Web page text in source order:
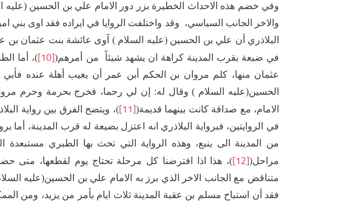
وفي خضم هذه الاحداث الخطيرة بزر دور الامام علي بن الحسين (عليه
والاخر الجانب السياسي، وقد واختلفت الروايا في ايراده فقد اوى بني
البلاذري أن علي بن الحسين (عليه السلام ) آوى عائشة بنت عثمان
في ضيعة بقرب المدينة كراهة ان يشهد شيئاً من أمرهم([10])، أما
عثمان منها، كلم مروان بن الحكم أبن عمر أن يغيب أهلة عنده
الحسين(عليه السلام ) وقال له: إن لي رحما، فخرج بحرمة وحرم
الامام، مع صداقة كانت بينهما قديمة([11])، ويتضح الفرق بين رواية
في الروايتين، فبرواية البلاذري انه اعتزل بضيعة له قرب المدينة،
من المدينة الى ينبع، وهذه الرواية التي تحث بها الطبري
مراحل([12])، هذا اذا افترضنا كل مرحلة تحتاج يوم لقطعها، متى
متناقض مع الجانب الاخر الذي برز به الامام علي بن الحسين(عليه
فقد أن استباح مسلم بن عقبة المدينة ثلاث ايام بأمر من يزيد، ومن